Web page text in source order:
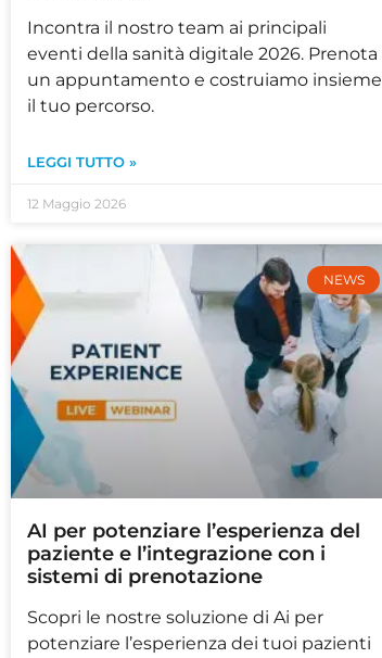
Incontra il nostro team ai principali
eventi della sanità digitale 2026. Prenota
un appuntamento e costruiamo insieme
il tuo percorso.
LEGGI TUTTO »
12 Maggio 2026
NEWS
AI per potenziare l’esperienza del
paziente e l’integrazione con i
sistemi di prenotazione
Scopri le nostre soluzione di Ai per
potenziare l’esperienza dei tuoi pazienti